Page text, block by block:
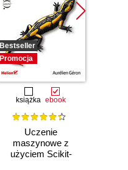
Bestseller
Promocja
książka ebook
Uczenie
maszynowe z
użyciem Scikit-